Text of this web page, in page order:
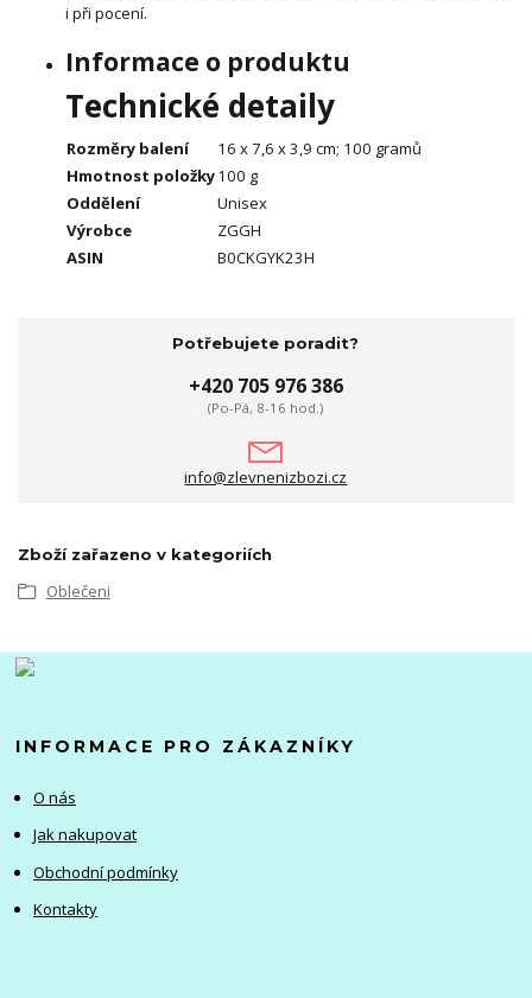
i při pocení.
Informace o produktu
Technické detaily
Rozměry balení
16 x 7,6 x 3,9 cm; 100 gramů
Hmotnost položky100 g
Oddělení
Unisex
Výrobce
ZGGH
ASIN
‎B0CKGYK23H
Potřebujete poradit?
+420 705 976 386
(Po-Pá, 8-16 hod.)
info@zlevnenizbozi.cz
Zboží zařazeno v kategoriích
Oblečeni
INFORMACE PRO ZÁKAZNÍKY
O nás
Jak nakupovat
Obchodní podmínky
Kontakty